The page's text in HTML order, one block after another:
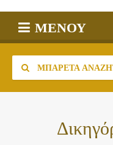
ΜΕΝΟΎ
ΜΠΑΡΈΤΑ